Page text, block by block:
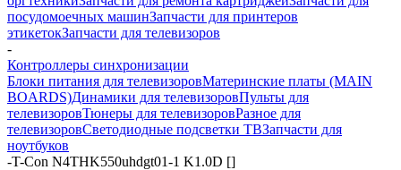
посудомоечных машинЗапчасти для принтеров
этикетокЗапчасти для телевизоров
-
Контроллеры синхронизации
Блоки питания для телевизоровМатеринские платы (MAIN
BOARDS)Динамики для телевизоровПульты для
телевизоровТюнеры для телевизоровРазное для
телевизоровСветодиодные подсветки ТВЗапчасти для
ноутбуков
-T-Con N4THK550uhdgt01-1 K1.0D []